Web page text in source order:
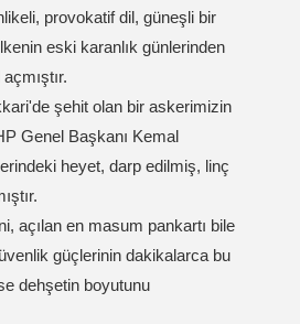
provokatif dil, güneşli bir
eski karanlık günlerinden
şehit olan bir askerimizin
Genel Başkanı Kemal
heyet, darp edilmiş, linç
açılan en masum pankartı bile
güçlerinin dakikalarca bu
dehşetin boyutunu